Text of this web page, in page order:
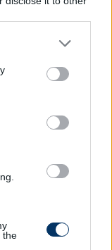
or more Google
You may click to
party tags to
in below Google
the
a Fradival
is.